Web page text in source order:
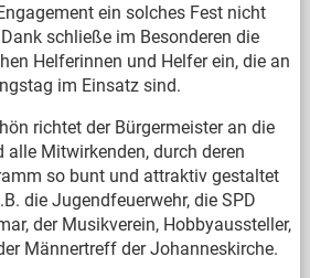
ein solches Fest nicht
schließe im Besonderen die
Helferinnen und Helfer ein, die an
im Einsatz sind.
richtet der Bürgermeister an die
alle Mitwirkenden, durch deren
so bunt und attraktiv gestaltet
die Jugendfeuerwehr, die SPD
der Musikverein, Hobbyaussteller,
Männertreff der Johanneskirche.